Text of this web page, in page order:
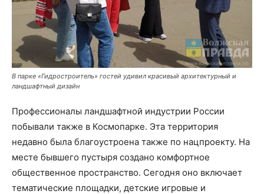
В парке «Гидростроитель» гостей удивил красивый архитектурный и
ландшафтный дизайн
Профессионалы ландшафтной индустрии России
побывали также в Космопарке. Эта территория
недавно была благоустроена также по нацпроекту. На
месте бывшего пустыря создано комфортное
общественное пространство. Сегодня оно включает
тематические площадки, детские игровые и